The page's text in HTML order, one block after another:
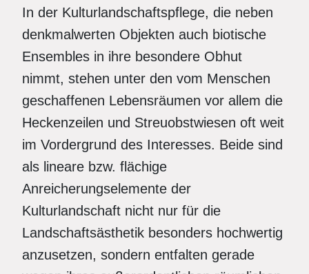
In der Kulturlandschaftspflege, die neben
denkmalwerten Objekten auch biotische
Ensembles in ihre besondere Obhut
nimmt, stehen unter den vom Menschen
geschaffenen Lebensräumen vor allem die
Heckenzeilen und Streuobstwiesen oft weit
im Vordergrund des Interesses. Beide sind
als lineare bzw. flächige
Anreicherungselemente der
Kulturlandschaft nicht nur für die
Landschaftsästhetik besonders hochwertig
anzusetzen, sondern entfalten gerade